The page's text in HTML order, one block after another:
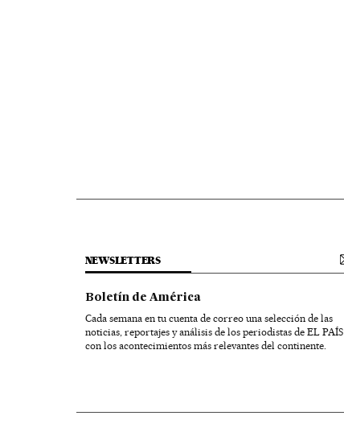
NEWSLETTERS
Boletín de América
Cada semana en tu cuenta de correo una selección de las
noticias, reportajes y análisis de los periodistas de EL PAÍS
con los acontecimientos más relevantes del continente.